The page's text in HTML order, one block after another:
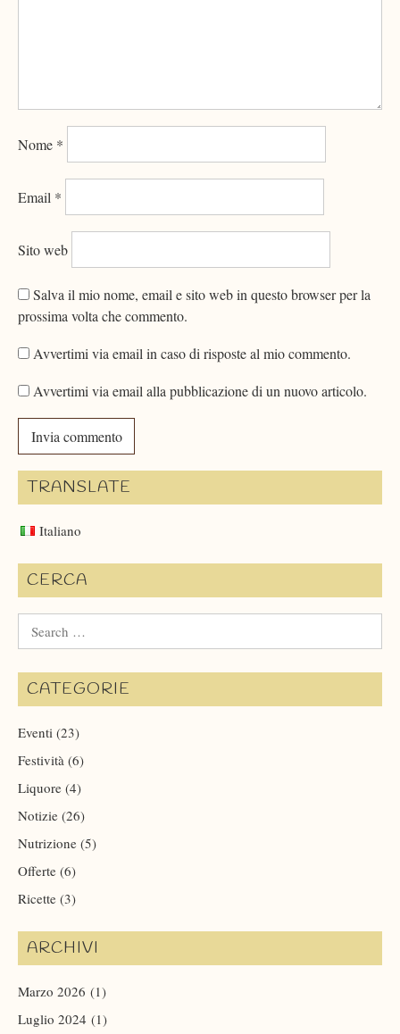
Nome *
Email *
Sito web
Salva il mio nome, email e sito web in questo browser per la
prossima volta che commento.
Avvertimi via email in caso di risposte al mio commento.
Avvertimi via email alla pubblicazione di un nuovo articolo.
TRANSLATE
Italiano
CERCA
for:
CATEGORIE
Eventi (23)
Festività (6)
Liquore (4)
Notizie (26)
Nutrizione (5)
Offerte (6)
Ricette (3)
ARCHIVI
Marzo 2026 (1)
Luglio 2024 (1)